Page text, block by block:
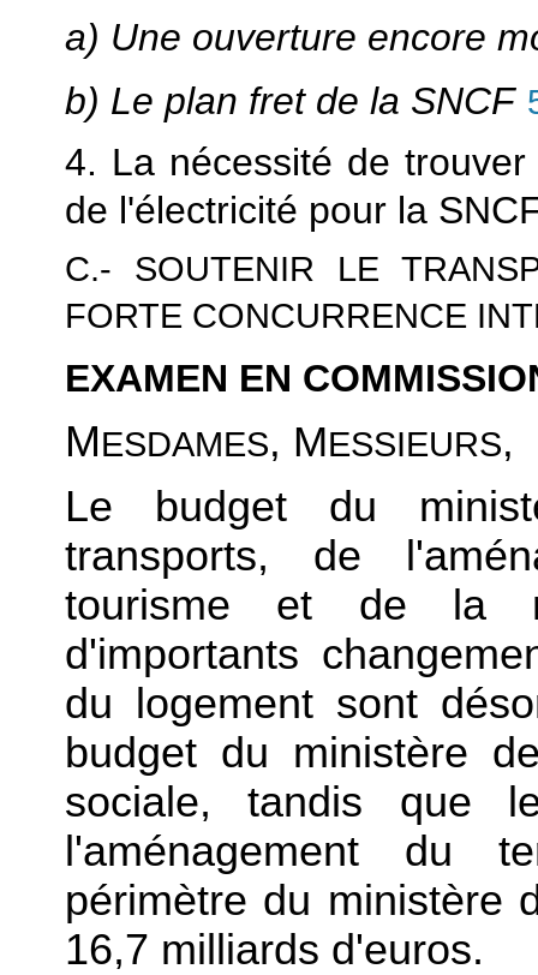
a) Une ouverture encore
b) Le plan fret de la SNCF
4. La nécessité de
de l'électricité pour la
C.- SOUTENIR LE
FORTE CONCURRENCE
EXAMEN EN
MESDAMES, MESSIEURS,
Le budget du
transports, de
tourisme et de la
d'importants
du logement sont
budget du ministère
sociale, tandis que
l'aménagement du
périmètre du ministère
16,7 milliards d'euros.